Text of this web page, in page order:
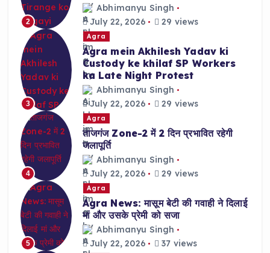
2
Abhimanyu Singh
July 22, 2026
29 views
3
Agra
Agra mein Akhilesh Yadav ki
Custody ke khilaf SP Workers
ka Late Night Protest
Abhimanyu Singh
July 22, 2026
29 views
4
Agra
ताजगंज Zone-2 में 2 दिन प्रभावित रहेगी
जलापूर्ति
Abhimanyu Singh
July 22, 2026
29 views
5
Agra
Agra News: मासूम बेटी की गवाही ने दिलाई
मां और उसके प्रेमी को सजा
Abhimanyu Singh
July 22, 2026
37 views